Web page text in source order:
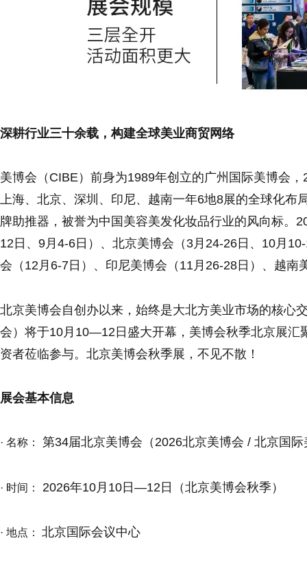
深耕行业三十余载，构建全球美业商贸网络
美博会（CIBE）前身为1989年创立的广州国际美博会
上海、北京、深圳、印尼、越南一年6地8展的全球化布
牌助推器，被誉为中国美容美发化妆品行业的风向标。
12日、9月4-6日）、北京美博会（3月24-26日、10月
会（12月6-7日）、印尼美博会（11月26-28日）、越南
北京美博会自创办以来，始终是大北方美业市场的核心
会）将于10月10—12日盛大开幕，美博会秋季北京展汇
资者莅临参与。北京美博会秋季展，不见不散！
展会基本信息
· 名称： 第34届北京美博会（2026北京美博会 / 北京国
· 时间： 2026年10月10日—12日（北京美博会秋季）
· 地点： 北京国际会议中心